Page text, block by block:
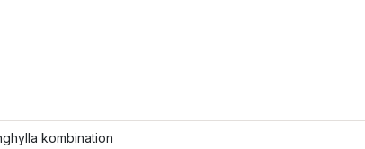
kombination